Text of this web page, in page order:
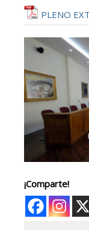
PLENO
¡Comparte!